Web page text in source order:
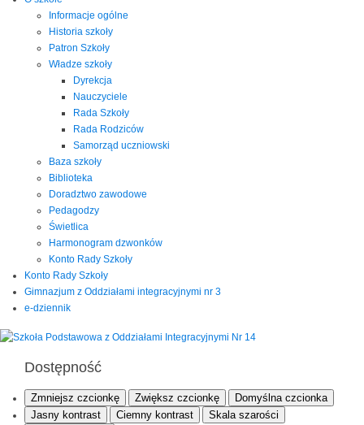
Informacje ogólne
Historia szkoły
Patron Szkoły
Władze szkoły
Dyrekcja
Nauczyciele
Rada Szkoły
Rada Rodziców
Samorząd uczniowski
Baza szkoły
Biblioteka
Doradztwo zawodowe
Pedagodzy
Świetlica
Harmonogram dzwonków
Konto Rady Szkoły
Konto Rady Szkoły
Gimnazjum z Oddziałami integracyjnymi nr 3
e-dziennik
Dostępność
Zmniejsz czcionkę Zwiększ czcionkę
Domyślna czcionka
Jasny kontrast
Ciemny kontrast
Skala szarości